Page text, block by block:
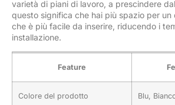
varietà di piani di lavoro, a prescindere
questo significa che hai più spazio per un
che è più facile da inserire, riducendo i
installazione.
Feature
Colore del prodotto Blu,